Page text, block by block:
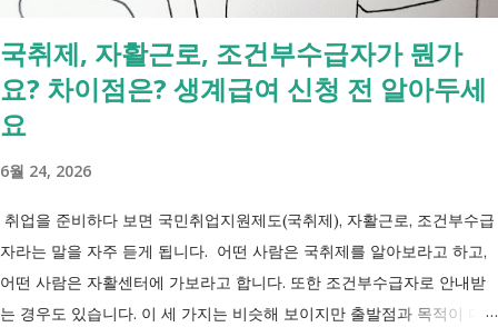
국취제, 자활근로, 조건부수급자가 뭔가
요? 차이점은? 생계급여 신청 전 알아두세
요
6월 24, 2026
취업을 준비하다 보면 국민취업지원제도(국취제), 자활근로, 조건부수급
자라는 말을 자주 듣게 됩니다. 어떤 사람은 국취제를 알아보라고 하고,
어떤 사람은 자활센터에 가보라고 합니다. 또한 조건부수급자로 안내받
는 경우도 있습니다. 이 세 가지는 비슷해 보이지만 출발점과 목적이 다